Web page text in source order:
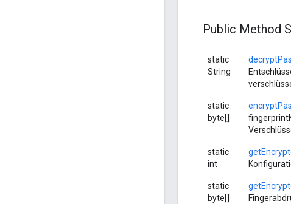
Public Method
static
String
static
byte[]
static
int
static
byte[]